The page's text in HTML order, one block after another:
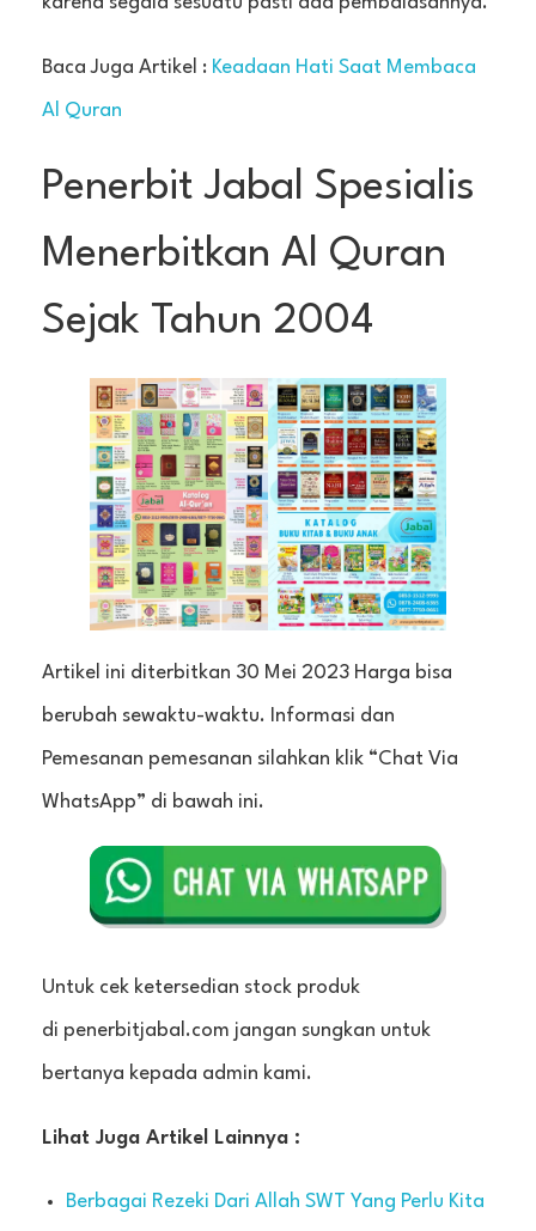
Baca Juga Artikel : Keadaan Hati Saat Membaca
Al Quran
Penerbit Jabal Spesialis
Menerbitkan Al Quran
Sejak Tahun 2004
Artikel ini diterbitkan 30 Mei 2023 Harga bisa
berubah sewaktu-waktu. Informasi dan
Pemesanan pemesanan silahkan klik “Chat Via
WhatsApp” di bawah ini.
Untuk cek ketersedian stock produk
di penerbitjabal.com jangan sungkan untuk
bertanya kepada admin kami.
Lihat Juga Artikel Lainnya :
Berbagai Rezeki Dari Allah SWT Yang Perlu Kita